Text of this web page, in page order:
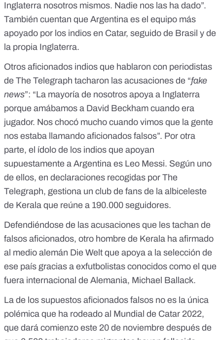
Inglaterra nosotros mismos. Nadie nos las ha dado”.
También cuentan que Argentina es el equipo más
apoyado por los indios en Catar, seguido de Brasil y de
la propia Inglaterra.
Otros aficionados indios que hablaron con periodistas
de The Telegraph tacharon las acusaciones de “fake
news”: “La mayoría de nosotros apoya a Inglaterra
porque amábamos a David Beckham cuando era
jugador. Nos chocó mucho cuando vimos que la gente
nos estaba llamando aficionados falsos”. Por otra
parte, el ídolo de los indios que apoyan
supuestamente a Argentina es Leo Messi. Según uno
de ellos, en declaraciones recogidas por The
Telegraph, gestiona un club de fans de la albiceleste
de Kerala que reúne a 190.000 seguidores.
Defendiéndose de las acusaciones que les tachan de
falsos aficionados, otro hombre de Kerala ha afirmado
al medio alemán Die Welt que apoya a la selección de
ese país gracias a exfutbolistas conocidos como el que
fuera internacional de Alemania, Michael Ballack.
La de los supuestos aficionados falsos no es la única
polémica que ha rodeado al Mundial de Catar 2022,
que dará comienzo este 20 de noviembre después de